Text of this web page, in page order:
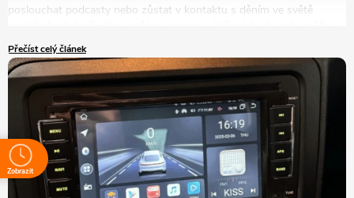
poslouchat podcasty nebo zůstat v kontaktu s děním ve světě
výrazně zlepšit vaše zážitky na cestách. V tomto článku se podrobně
podíváme na to, jak vybrat autorádio, které bude nejlépe vyhovovat
vašim potřebám a představám.
Přečíst celý článek
Zobrazit